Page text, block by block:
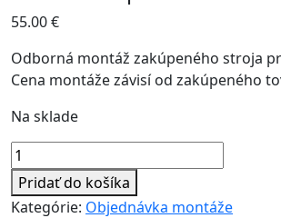
55.00€
Odborná montáž zakúpeného stroja
Cena montáže závisí od zakúpeného
Na sklade
množstvo
Montáž
skupina
Pridať do košíka
Kategórie: Objednávka montáže